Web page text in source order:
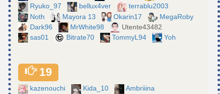
Ryuko_97
bellux4ver
terrablu2003
Noth
Mayora 13 Okarin17
MegaRoby
Dark96
MrWhite98
Utente43482
sas01
Bitrate70 TommyL94 Yoh
19
kazenouchi Kida_10
Ambriiina